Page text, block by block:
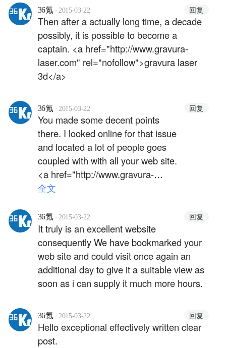
rel="nofollow">gravura ceasuri</a>
36氪 · 2015-03-22 回复
Then after a actually long time, a decade
possibly, it is possible to become a
captain. <a href="http://www.gravura-
laser.com" rel="nofollow">gravura laser
3d</a>
36氪 · 2015-03-22 回复
You made some decent points
there. I looked online for that issue
and located a lot of people goes
coupled with with all your web site.
<a href="http://www.gravura-
laser.com" rel="nofollow">gravura
全文
36氪 · 2015-03-22 回复
It truly is an excellent website
consequently We have bookmarked your
web site and could visit once again an
additional day to give it a suitable view as
soon as i can supply it much more hours.
36氪 · 2015-03-22 回复
Hello exceptional effectively written clear
post.